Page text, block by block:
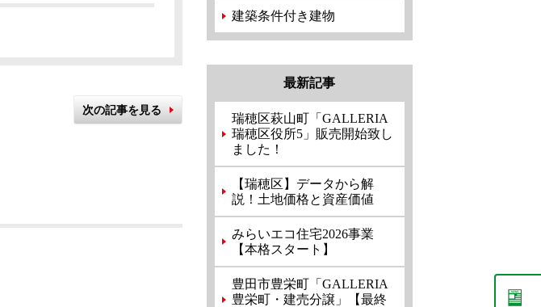
次の記事を見る
建築条件付き建物
最新記事
瑞穂区萩山町「GALLERIA
瑞穂区役所5」販売開始致し
ました！
【瑞穂区】データから解
説！土地価格と資産価値
みらいエコ住宅2026事業
【本格スタート】
豊田市豊栄町「GALLERIA
豊栄町・建売分譲」【最終